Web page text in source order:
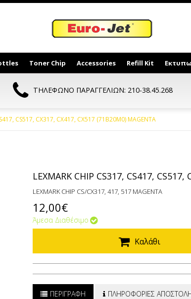
Toner Chip Accessories Refill Kit
ΤΗΛΕΦΩΝΟ ΠΑΡΑΓΓΕΛΙΩΝ: 210-38.45.268
CS517, CX317, CX417, CX517 (71B20M0) MAGENTA
LEXMARK CHIP CS317, CS417,
LEXMARK CHIP CS/CX317, 417, 517 MAGENTA
12,00€
Άμεσα Διαθέσιμο
Καλάθι
ΠΕΡΙΓΡΑΦΗ ΠΛΗΡΟΦΟΡΙΕΣ